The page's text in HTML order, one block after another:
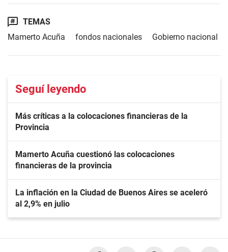
TEMAS
Mamerto Acuña
fondos nacionales Gobierno nacional
Seguí leyendo
Más críticas a la colocaciones financieras de la
Provincia
Mamerto Acuña cuestionó las colocaciones
financieras de la provincia
La inflación en la Ciudad de Buenos Aires se aceleró
al 2,9% en julio